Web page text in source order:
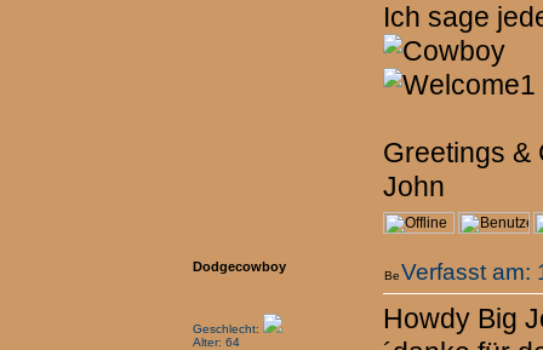
Ich sage
Greetings &
John
Dodgecowboy
Geschlecht:
Alter: 64
Verfasst
Howdy Big